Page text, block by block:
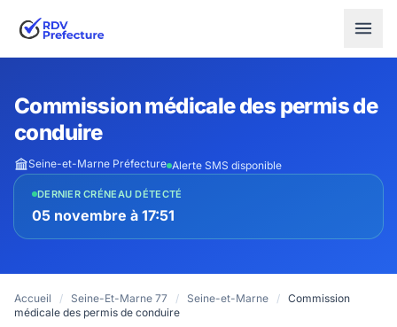
Commission médicale des permis de
conduire
Seine-et-Marne Préfecture Alerte SMS disponible
DERNIER CRÉNEAU DÉTECTÉ
05 novembre à 17:51
Accueil / Seine-Et-Marne 77 / Seine-et-Marne / Commission
médicale des permis de conduire